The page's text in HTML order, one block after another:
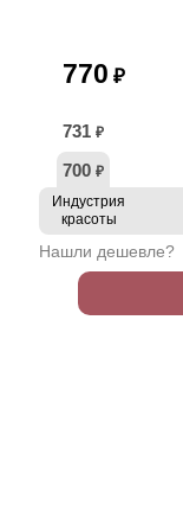
770 ₽
731 ₽
700 ₽
Индустрия
красоты
Нашли дешевле?